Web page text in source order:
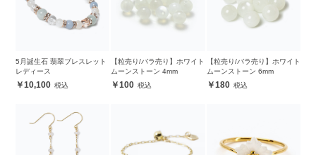
5月誕生石 翡翠ブレスレット
レディース
10,100
【粒売り/バラ売り】ホワイト
ムーンストーン 4mm
100
【粒売り/バラ売り】ホワイト
ムーンストーン 6mm
180